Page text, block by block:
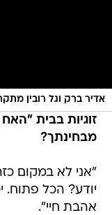
אדיר ברק וגל רובין
זוגיות בבית
מבחינתך?
"אני לא במקום
יודע? הכל פתוח.
אהבת חיי".